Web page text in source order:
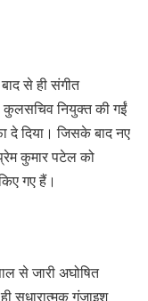
से ही संगीत
कुलसचिव नियुक्त की गईं
दे दिया। जिसके बाद नए
कुमार पटेल को
गए हैं।
से जारी अघोषित
सुधारात्मक गुंजाइश